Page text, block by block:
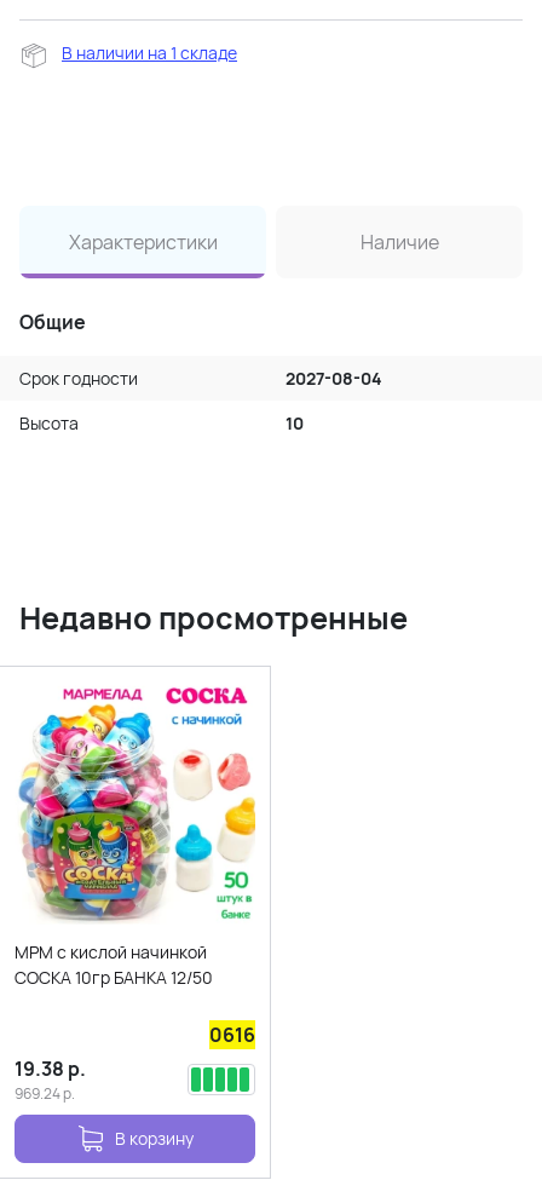
В наличии на 1 складе
Характеристики Наличие
Общие
Срок годности
2027-08-04
Высота
10
Недавно просмотренные
МРМ с кислой начинкой
СОСКА 10гр БАНКА 12/50
0616
19.38 р.
969.24р.
В корзину